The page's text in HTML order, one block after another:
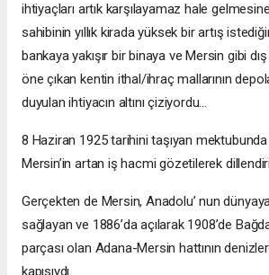
ihtiyaçları artık karşılayamaz hale
sahibinin yıllık kirada yüksek bir artış
bankaya yakışır bir binaya ve Mersin gibi
öne çıkan kentin ithal/ihraç mallarının
duyulan ihtiyacın altını çiziyordu…
8 Haziran 1925 tarihini taşıyan mektubunda
Mersin’in artan iş hacmi gözetilerek
Gerçekten de Mersin, Anadolu’ nun
sağlayan ve 1886’da açılarak 1908’de
parçası olan Adana-Mersin hattının
kapısıydı.